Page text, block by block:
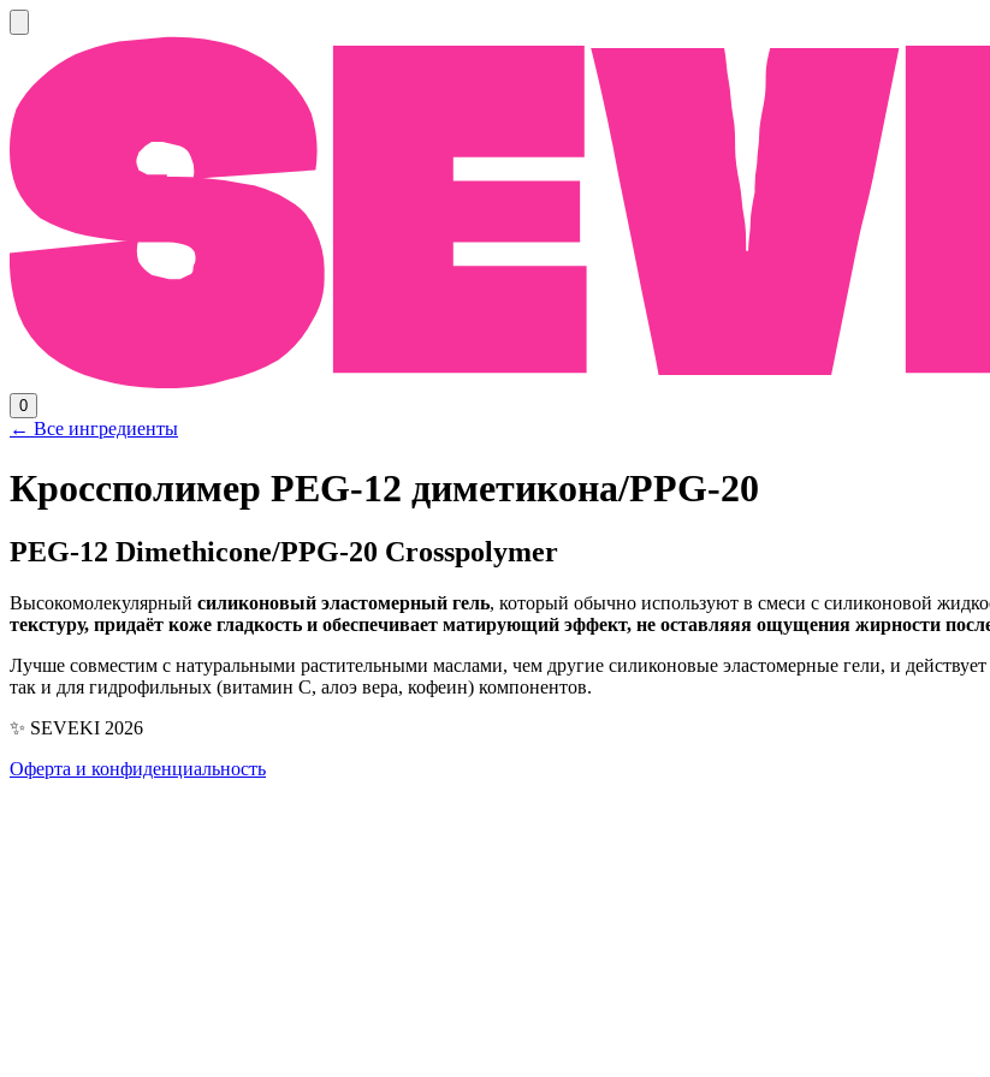
0
← Все ингредиенты
Кроссполимер PEG-12 диметикона/PPG-20
PEG-12 Dimethicone/​PPG-20 Crosspolymer
Высокомолекулярный силиконовый эластомерный гель, который обычно используют в смеси с силиконовой
текстуру, придаёт коже гладкость и обеспечивает матирующий эффект, не оставляяя ощущения жирности
Лучше совместим с натуральными растительными маслами, чем другие силиконовые эластомерные гели, и
так и для гидрофильных (витамин С, алоэ вера, кофеин) компонентов.
✨ SEVEKI 2026
Оферта и конфиденциальность